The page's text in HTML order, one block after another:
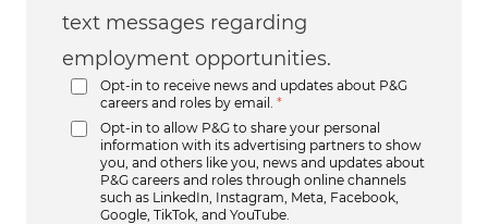
text messages regarding
employment opportunities.
Opt-in to receive news and updates about P&G
careers and roles by email.
*
Opt-in to allow P&G to share your personal
information with its advertising partners to show
you, and others like you, news and updates about
P&G careers and roles through online channels
such as LinkedIn, Instagram, Meta, Facebook,
Google, TikTok, and YouTube.